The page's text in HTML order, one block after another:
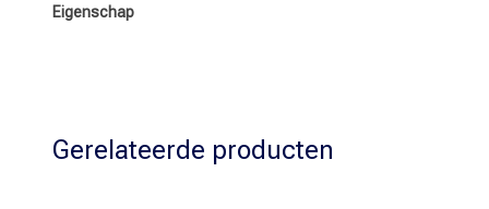
Eigenschap
Gerelateerde producten